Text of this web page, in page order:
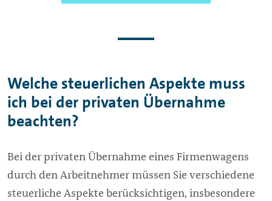
Welche steuerlichen Aspekte muss
ich bei der privaten Übernahme
beachten?
Bei der privaten Übernahme eines Firmenwagens
durch den Arbeitnehmer müssen Sie verschiedene
steuerliche Aspekte berücksichtigen, insbesondere